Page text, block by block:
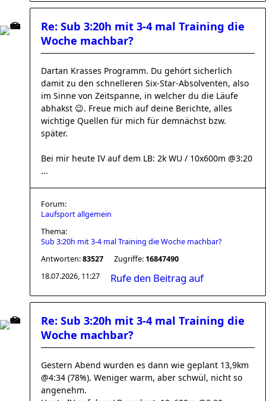
Re: Sub 3:20h mit 3-4 mal Training die
Woche machbar?
Dartan Krasses Programm. Du gehört sicherlich
damit zu den schnelleren Six-Star-Absolventen, also
im Sinne von Zeitspanne, in welcher du die Läufe
abhakst 😉. Freue mich auf deine Berichte, alles
wichtige Quellen für mich für demnächst bzw.
später.
Bei mir heute IV auf dem LB: 2k WU / 10x600m @3:20
...
Forum:
Laufsport allgemein
Thema:
Sub 3:20h mit 3-4 mal Training die Woche machbar?
Antworten:83527 Zugriffe: 16847490
18.07.2026, 11:27
Rufe den Beitrag auf
Re: Sub 3:20h mit 3-4 mal Training die
Woche machbar?
Gestern Abend wurden es dann wie geplant 13,9km
@4:34 (78%). Weniger warm, aber schwül, nicht so
angenehm.